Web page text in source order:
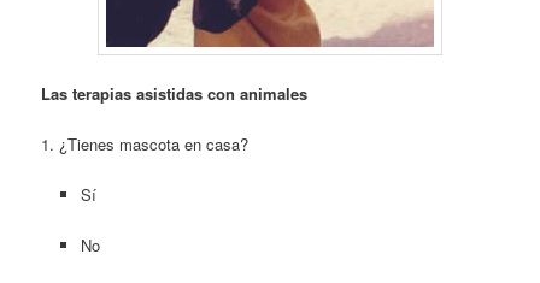
Las terapias asistidas con animales
1. ¿Tienes mascota en casa?
Sí
No